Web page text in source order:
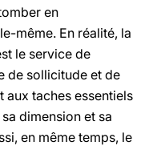
en
même. En réalité, la
le service de
de sollicitude et de
aux taches essentiels
dimension et sa
en même temps, le